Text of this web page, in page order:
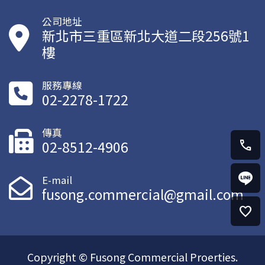
call
favorite
公司地址
新北市三重區新北大道二段256號1
樓
服務專線
02-2278-1722
傳真
02-8512-4906
E-mail
fusong.commercial@gmail.com
Copyright © Fusong Commercial Proerties.